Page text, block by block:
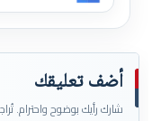
أضف تعليقك
شارك رأيك بوضوح واحترام.